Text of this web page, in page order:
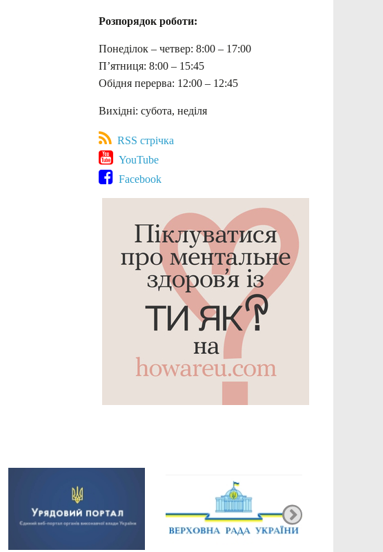
Розпорядок роботи:
Понеділок – четвер: 8:00 – 17:00
П’ятниця: 8:00 – 15:45
Обідня перерва: 12:00 – 12:45
Вихідні: субота, неділя
RSS стрічка
YouTube
Facebook